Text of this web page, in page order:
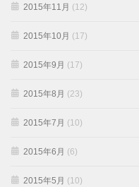
2015年11月 (12)
2015年10月 (17)
2015年9月 (17)
2015年8月 (23)
2015年7月 (10)
2015年6月 (6)
2015年5月 (10)